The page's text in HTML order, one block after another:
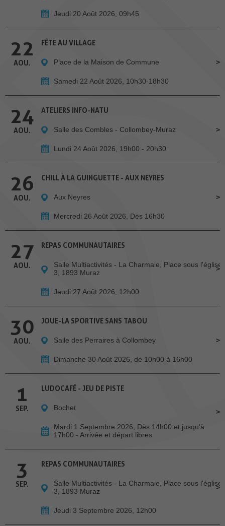
Jeudi 20 Août 2026, 09h45
22
AOU.
FÊTE AU VILLAGE
Place de la Maison de Commune
Samedi 22 Août 2026, 10h30-18h30
24
AOU.
ATELIERS INFO-NATU
Salle des Combles - Collombey-Muraz
Lundi 24 Août 2026, 19h00 - 20h30
26
AOU.
CHILL À LA GUINGUETTE - AUX NEYRES
Aux Neyres
Mercredi 26 Août 2026, Dès 16h30
27
AOU.
REPAS COMMUNAUTAIRES
Salle Multiactivités - La Charmaie, Place sous l'église
3, 1893 Muraz
Jeudi 27 Août 2026, 12h00
30
AOU.
JOUE-LA SPORTIVE SANS TABOU
Salle des Perraires à Collombey
Dimanche 30 Août 2026, de 10h00 à 16h00
1
SEP.
LUDOCAFÉ - JEU DE PISTE
Bochet
Mardi 1 Septembre 2026, Dès 14h00 et jusqu'à
17h00 - Arrivée et départ libres
3
SEP.
REPAS COMMUNAUTAIRES
Salle Multiactivités - La Charmaie, Place sous l'église
3, 1893 Muraz
Jeudi 3 Septembre 2026, 12h00